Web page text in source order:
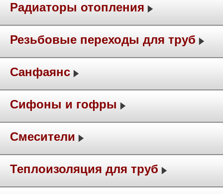
Радиаторы отопления
Резьбовые переходы для труб
Санфаянс
Сифоны и гофры
Смесители
Теплоизоляция для труб